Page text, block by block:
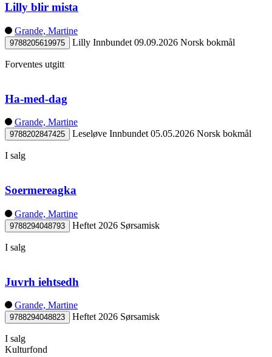
Lilly blir mista
Grande, Martine
9788205619975 Lilly Innbundet 09.09.2026 Norsk bokmål
Forventes utgitt
Ha-med-dag
Grande, Martine
9788202847425 Leseløve Innbundet 05.05.2026 Norsk bokmål
I salg
Soermereagka
Grande, Martine
9788294048793 Heftet 2026 Sørsamisk
I salg
Juvrh iehtsedh
Grande, Martine
9788294048823 Heftet 2026 Sørsamisk
I salg
Kulturfond